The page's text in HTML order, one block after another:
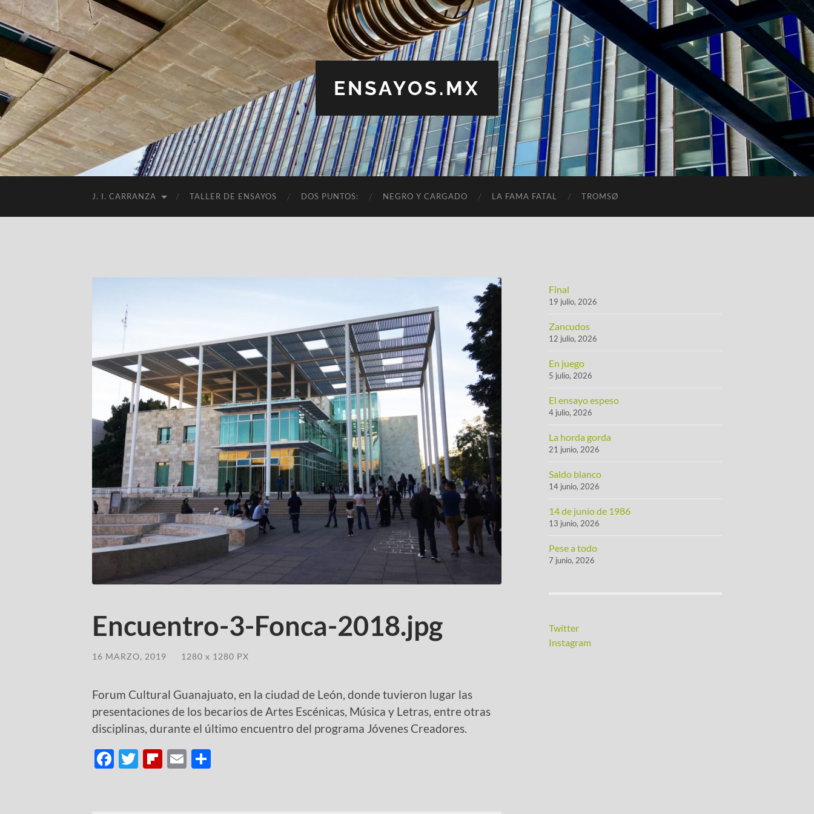
ENSAYOS.MX
J. I. CARRANZA TALLER DE ENSAYOS DOS PUNTOS: NEGRO Y CARGADO LA FAMA FATAL TROMSØ
Encuentro-3-Fonca-2018.jpg
16 MARZO, 2019 1280 x 1280 PX
Forum Cultural Guanajuato, en la ciudad de León, donde tuvieron lugar las
presentaciones de los becarios de Artes Escénicas, Música y Letras, entre otras
disciplinas, durante el último encuentro del programa Jóvenes Creadores.
Facebook
Twitter
Flipboard
Email
Final
19 julio, 2026
Zancudos
12 julio, 2026
En juego
5 julio, 2026
El ensayo espeso
4 julio, 2026
La horda gorda
21 junio, 2026
Saldo blanco
14 junio, 2026
14 de junio de 1986
13 junio, 2026
Pese a todo
7 junio, 2026
Twitter
Instagram